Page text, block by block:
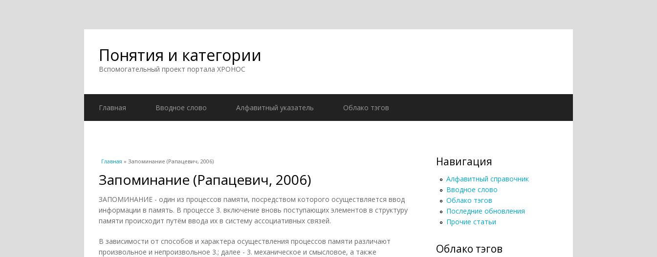
Понятия и категории
Вспомогательный проект портала ХРОНОС
Главная Вводное слово Алфавитный указатель Облако тэгов
Вы здесь
Главная » Запоминание (Рапацевич, 2006)
Запоминание (Рапацевич, 2006)
ЗАПОМИНАНИЕ - один из процессов памяти, посредством которого осуществляется ввод
информации в память. В процессе 3. включение вновь поступающих элементов в структуру
памяти происходит путём ввода их в систему ассоциативных связей.
В зависимости от способов и характера осуществления процессов памяти различают
произвольное и непроизвольное 3.; далее - 3. механическое и смысловое, а также
Навигация
Алфавитный справочник
Вводное слово
Облако тэгов
Последние обновления
Прочие статьи
Облако тэгов